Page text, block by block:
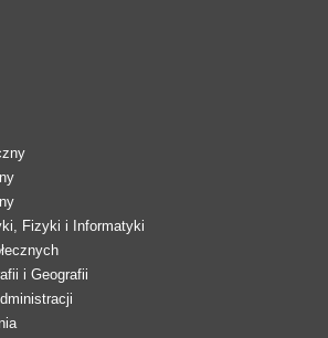
Fizyki i Informatyki
i Geografii